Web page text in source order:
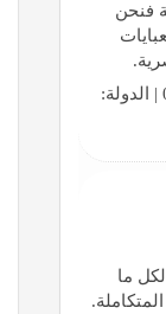
فنحن
ما